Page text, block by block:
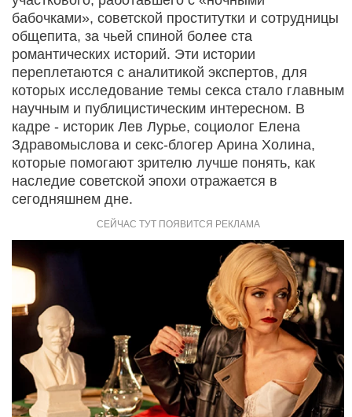
бабочками», советской проститутки и сотрудницы
общепита, за чьей спиной более ста
романтических историй. Эти истории
переплетаются с аналитикой экспертов, для
которых исследование темы секса стало главным
научным и публицистическим интересном. В
кадре - историк Лев Лурье, социолог Елена
Здравомыслова и секс-блогер Арина Холина,
которые помогают зрителю лучше понять, как
наследие советской эпохи отражается в
сегодняшнем дне.